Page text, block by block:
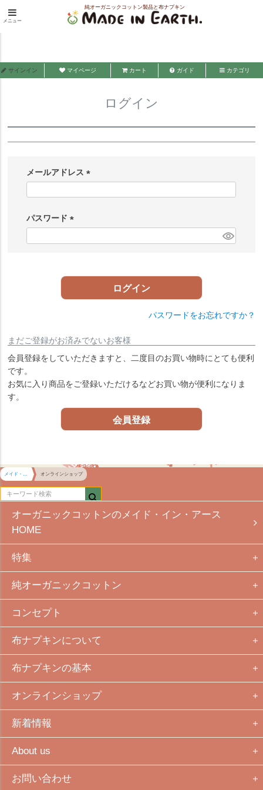
純オーガニックコットン製品と布ナプキン
メイド・イン・アース
メニュー
HOME ログイン
サインイン マイページ カート ガイド カテゴリ
ログイン
メールアドレス
)
パスワード
ログイン
パスワードをお忘れですか？
まだご登録がお済みでないお客様
会員登録をしていただきますと、二度目のお買い物時にとても便利
です。
お気に入り商品をご登録いただけるなどお買い物が便利になりま
す。
会員登録
メイド・イン・アース HOME オンラインショップ
オーガニックコットンのメイド・イン・アース
HOME
特集
純オーガニックコットン
コンセプト
布ナプキンについて
布ナプキンの基本
オンラインショップ
新着情報
About us
お問い合わせ